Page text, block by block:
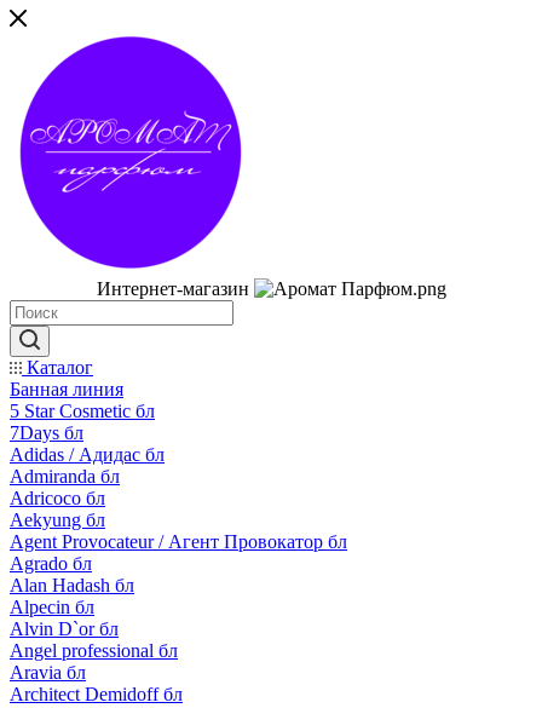
Интернет-магазин
Каталог
Банная линия
5 Star Cosmetic бл
7Days бл
Adidas / Адидас бл
Admiranda бл
Adricoco бл
Aekyung бл
Agent Provocateur / Агент Провокатор бл
Agrado бл
Alan Hadash бл
Alpecin бл
Alvin D`or бл
Angel professional бл
Aravia бл
Architect Demidoff бл